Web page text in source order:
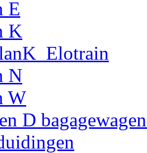
E
K
N
W
D